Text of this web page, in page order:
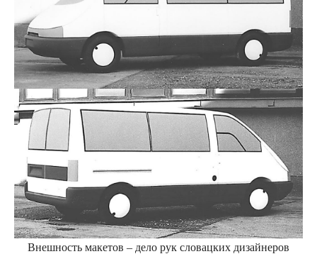
Внешность макетов – дело рук словацких дизайнеров​